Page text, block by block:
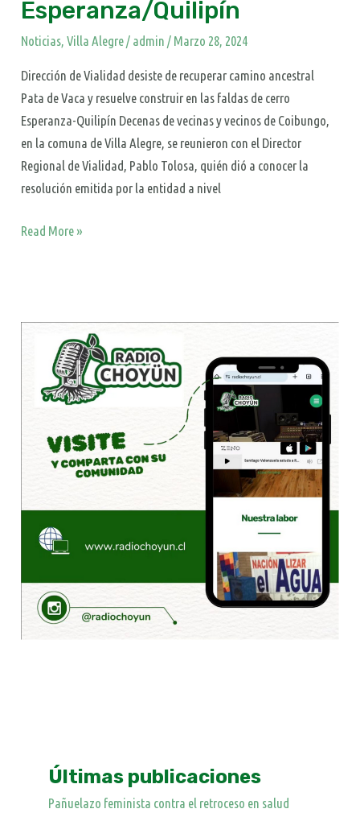
Esperanza/Quilipín
Noticias ,Villa Alegre / admin / Marzo 28, 2024
Dirección de Vialidad desiste de recuperar camino ancestral
Pata de Vaca y resuelve construir en las faldas de cerro
Esperanza-Quilipín Decenas de vecinas y vecinos de Coibungo,
en la comuna de Villa Alegre, se reunieron con el Director
Regional de Vialidad, Pablo Tolosa, quién dió a conocer la
resolución emitida por la entidad a nivel
Read More »
Últimas publicaciones
Pañuelazo feminista contra el retroceso en salud